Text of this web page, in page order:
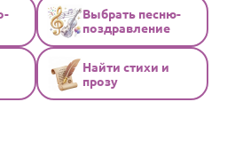
Выбрать песню-
поздравление
Найти стихи и
прозу